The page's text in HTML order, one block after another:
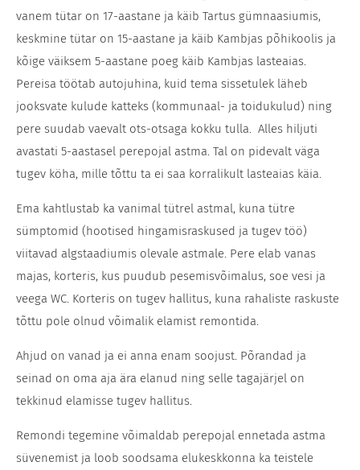
vanem tütar on 17-aastane ja käib Tartus gümnaasiumis,
keskmine tütar on 15-aastane ja käib Kambjas põhikoolis ja
kõige väiksem 5-aastane poeg käib Kambjas lasteaias.
Pereisa töötab autojuhina, kuid tema sissetulek läheb
jooksvate kulude katteks (kommunaal- ja toidukulud) ning
pere suudab vaevalt ots-otsaga kokku tulla. Alles hiljuti
avastati 5-aastasel perepojal astma. Tal on pidevalt väga
tugev köha, mille tõttu ta ei saa korralikult lasteaias käia.
Ema kahtlustab ka vanimal tütrel astmal, kuna tütre
sümptomid (hootised hingamisraskused ja tugev töö)
viitavad algstaadiumis olevale astmale. Pere elab vanas
majas, korteris, kus puudub pesemisvõimalus, soe vesi ja
veega WC. Korteris on tugev hallitus, kuna rahaliste raskuste
tõttu pole olnud võimalik elamist remontida.
Ahjud on vanad ja ei anna enam soojust. Põrandad ja
seinad on oma aja ära elanud ning selle tagajärjel on
tekkinud elamisse tugev hallitus.
Remondi tegemine võimaldab perepojal ennetada astma
süvenemist ja loob soodsama elukeskkonna ka teistele